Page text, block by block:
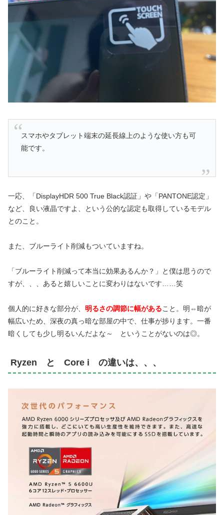
スマホやタブレット端末の延長線上のような使い方も可
能です。
一応、「DisplayHDR 500 True Black認証」や「PANTONE認定」
など、良い液晶ですよ、という公的な認定も取得しているモデル
とのこと。
また、ブルーライト削減もついていますね。
「ブルーライト削減って本当に効果あるんか？」と僕は思うので
すが、、、あると嬉しいことに変わりはないです……笑
個人的に好きな部分が、 明るさの調節に幅があること。明⇔暗が
幅広いため、深夜の真っ暗な部屋の中で、仕事が捗ります。一番
暗くしても少し明るいんだよな～ ということがないのは◎。
Ryzen と Core i の違いは、、、